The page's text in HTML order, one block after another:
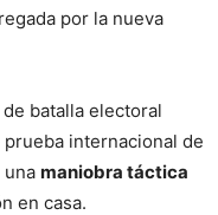
por la nueva
batalla electoral
internacional de
una maniobra táctica
en casa.